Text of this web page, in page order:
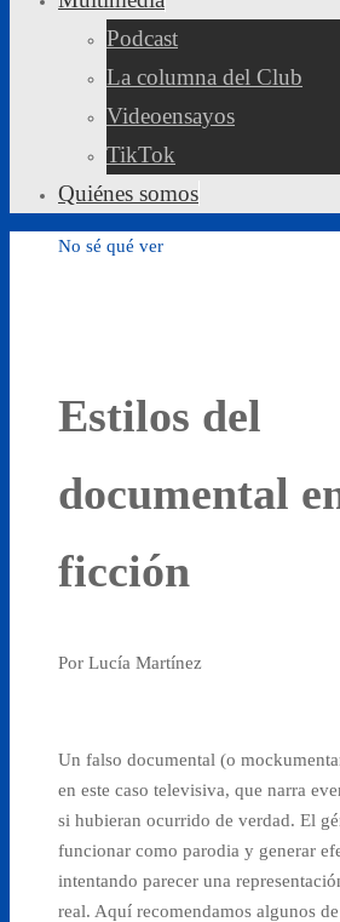
Podcast
La columna del Club
Videoensayos
TikTok
Quiénes somos
No sé qué ver
Estilos del
documental
ficción
Por Lucía Martínez
Un falso documental (o
en este caso televisiva, que narra
si hubieran ocurrido de verdad. El
funcionar como parodia y generar
intentando parecer una
real. Aquí recomendamos algunos